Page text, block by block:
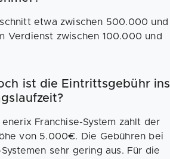
etwa zwischen 500.000 und
Verdienst zwischen 100.000 und
ist die Eintrittsgebühr ins
Franchise-System zahlt der
von 5.000€. Die Gebühren bei
sehr gering aus. Für die